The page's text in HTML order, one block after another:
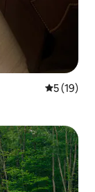
5 (19)